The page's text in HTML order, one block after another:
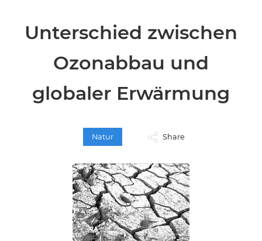
Unterschied zwischen
Ozonabbau und
globaler Erwärmung
Natur Share